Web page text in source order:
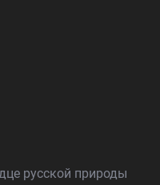
русской природы